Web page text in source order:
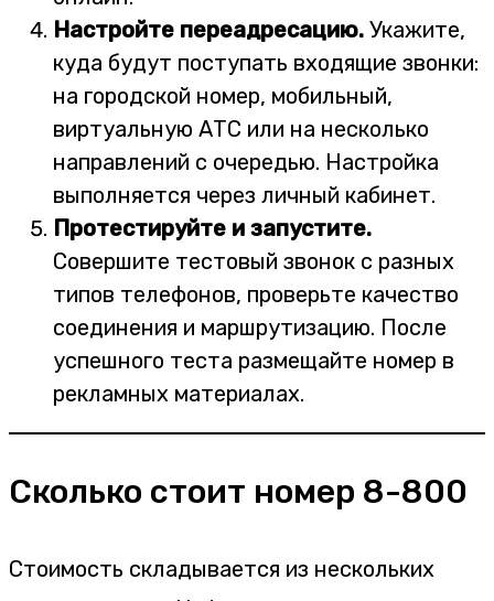
Настройте переадресацию. Укажите,
куда будут поступать входящие звонки:
на городской номер, мобильный,
виртуальную АТС или на несколько
направлений с очередью. Настройка
выполняется через личный кабинет.
Протестируйте и запустите.
Совершите тестовый звонок с разных
типов телефонов, проверьте качество
соединения и маршрутизацию. После
успешного теста размещайте номер в
рекламных материалах.
Сколько стоит номер 8-800
Стоимость складывается из нескольких